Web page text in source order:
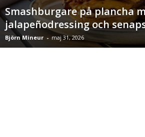
Smashburgare på plancha
jalapeñodressing och
Björn Mineur - maj 31, 2026